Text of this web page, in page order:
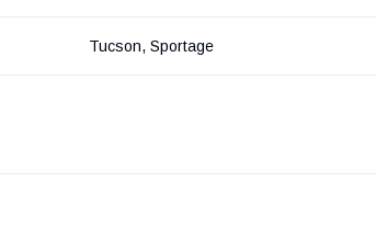
Tucson, Sportage